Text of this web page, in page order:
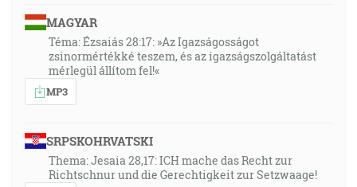
MAGYAR
Téma: Ézsaiás 28:17: »Az Igazságosságot
zsinormértékké teszem, és az igazságszolgáltatást
mérlegül állítom fel!«
MP3
SRPSKOHRVATSKI
Thema: Jesaia 28,17: ICH mache das Recht zur
Richtschnur und die Gerechtigkeit zur Setzwaage!